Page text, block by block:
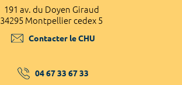
191 av. du Doyen Giraud
34295 Montpellier cedex 5
Contacter le CHU
04 67 33 67 33